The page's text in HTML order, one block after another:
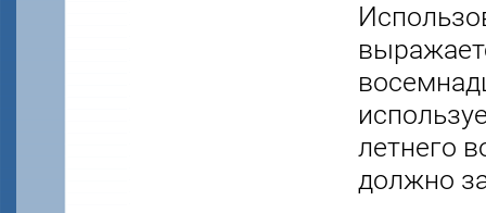
летнего
должно